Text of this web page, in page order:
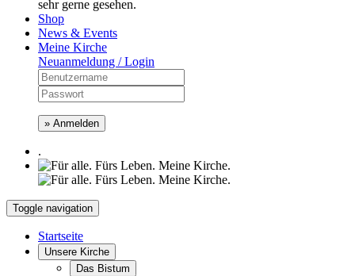
sehr gerne gesehen.
Shop
News & Events
Meine Kirche
Neuanmeldung / Login
» Anmelden
.
Toggle navigation
Startseite
Unsere Kirche
Das Bistum